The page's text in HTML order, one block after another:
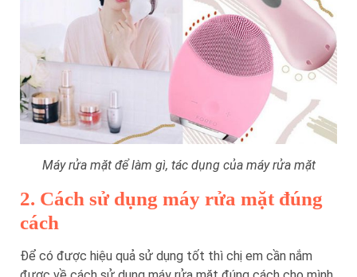
Máy rửa mặt để làm gì, tác dụng của máy rửa mặt
2. Cách sử dụng máy rửa mặt đúng
cách
Để có được hiệu quả sử dụng tốt thì chị em cần nắm